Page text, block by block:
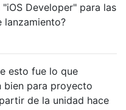
Developer" para las
lanzamiento?
esto fue lo que
bien para proyecto
de la unidad hace